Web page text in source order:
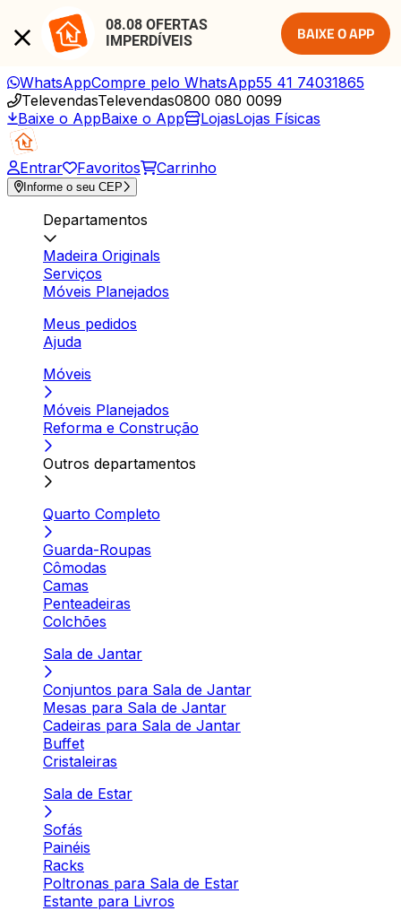
08.08 OFERTAS
IMPERDÍVEIS
BAIXE O APP
WhatsAppCompre pelo WhatsApp55 41 74031865
TelevendasTelevendas0800 080 0099
Baixe o AppBaixe o App LojasLojas Físicas
Entrar Favoritos Carrinho
Informe o seu CEP
Departamentos
Madeira Originals
Serviços
Móveis Planejados
Meus pedidos
Ajuda
Móveis
Móveis Planejados
Reforma e Construção
Outros departamentos
Quarto Completo
Guarda-Roupas
Cômodas
Camas
Penteadeiras
Colchões
Sala de Jantar
Conjuntos para Sala de Jantar
Mesas para Sala de Jantar
Cadeiras para Sala de Jantar
Buffet
Cristaleiras
Sala de Estar
Sofás
Painéis
Racks
Poltronas para Sala de Estar
Estante para Livros